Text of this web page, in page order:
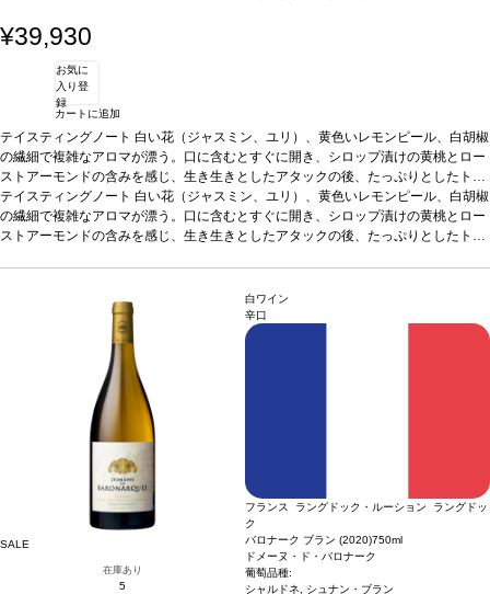
¥39,930
お気に
入り登
録
カートに追加
テイスティングノート 白い花（ジャスミン、ユリ）、黄色いレモンピール、白胡椒
の繊細で複雑なアロマが漂う。口に含むとすぐに開き、シロップ漬けの黄桃とロー
ストアーモンドの含みを感じ、生き生きとしたアタックの後、たっぷりとしたトー
ストとブリオッシュの含みが続く。 合う料理山羊のチーズ、甘いデザートなどと
好相性葡萄品種シャルドネ、シュナン・ブラン、ピノ・ノワール認証オーガニッ
ク
テイスティングノート 白い花（ジャスミン、ユリ）、黄色いレモンピール、白胡椒
の繊細で複雑なアロマが漂う。口に含むとすぐに開き、シロップ漬けの黄桃とロー
ストアーモンドの含みを感じ、生き生きとしたアタックの後、たっぷりとしたトー
SALE
在庫あり
5
白ワイン
辛口
フランス ラングドック・ルーション ラングドッ
ク
バロナーク ブラン (2020)750ml
ドメーヌ・ド・バロナーク
葡萄品種:
シャルドネ, シュナン・ブラン